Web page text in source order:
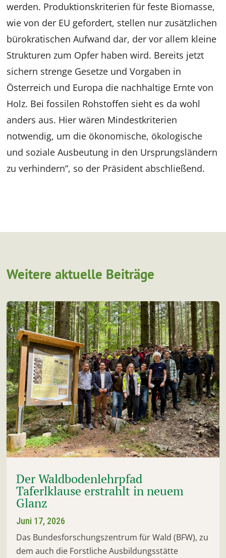
werden. Produktionskriterien für feste Biomasse,
wie von der EU gefordert, stellen nur zusätzlichen
bürokratischen Aufwand dar, der vor allem kleine
Strukturen zum Opfer haben wird. Bereits jetzt
sichern strenge Gesetze und Vorgaben in
Österreich und Europa die nachhaltige Ernte von
Holz. Bei fossilen Rohstoffen sieht es da wohl
anders aus. Hier wären Mindestkriterien
notwendig, um die ökonomische, ökologische
und soziale Ausbeutung in den Ursprungsländern
zu verhindern“, so der Präsident abschließend.
Weitere aktuelle Beiträge
Der Waldbodenlehrpfad
Taferlklause erstrahlt in neuem
Glanz
Juni 17, 2026
Das Bundesforschungszentrum für Wald (BFW), zu
dem auch die Forstliche Ausbildungsstätte